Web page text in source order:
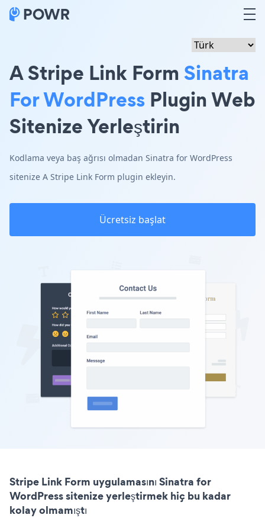
A Stripe Link Form Sinatra
For WordPress Plugin Web
Sitenize Yerleştirin
Kodlama veya baş ağrısı olmadan Sinatra for WordPress
sitenize A Stripe Link Form plugin ekleyin.
Ücretsiz başlat
Stripe Link Form uygulamasını Sinatra for
WordPress sitenize yerleştirmek hiç bu kadar
kolay olmamıştı